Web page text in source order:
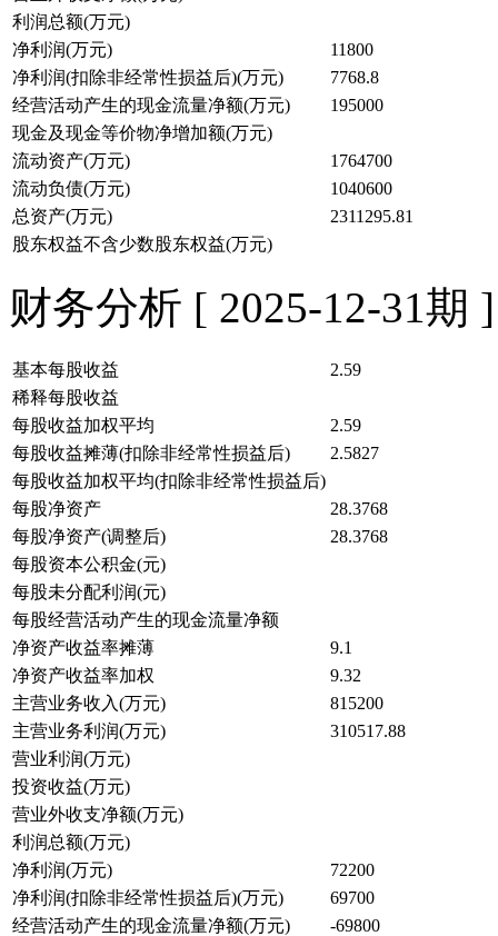
利润总额(万元)
净利润(万元)
11800
净利润(扣除非经常性损益后)(万元)
7768.8
经营活动产生的现金流量净额(万元)
195000
现金及现金等价物净增加额(万元)
流动资产(万元)
1764700
流动负债(万元)
1040600
总资产(万元)
2311295.81
股东权益不含少数股东权益(万元)
财务分析 [ 2025-12-31期 ]
基本每股收益
2.59
稀释每股收益
每股收益加权平均
2.59
每股收益摊薄(扣除非经常性损益后)
2.5827
每股收益加权平均(扣除非经常性损益后)
每股净资产
28.3768
每股净资产(调整后)
28.3768
每股资本公积金(元)
每股未分配利润(元)
每股经营活动产生的现金流量净额
净资产收益率摊薄
9.1
净资产收益率加权
9.32
主营业务收入(万元)
815200
主营业务利润(万元)
310517.88
营业利润(万元)
投资收益(万元)
营业外收支净额(万元)
利润总额(万元)
净利润(万元)
72200
净利润(扣除非经常性损益后)(万元)
69700
经营活动产生的现金流量净额(万元)
-69800